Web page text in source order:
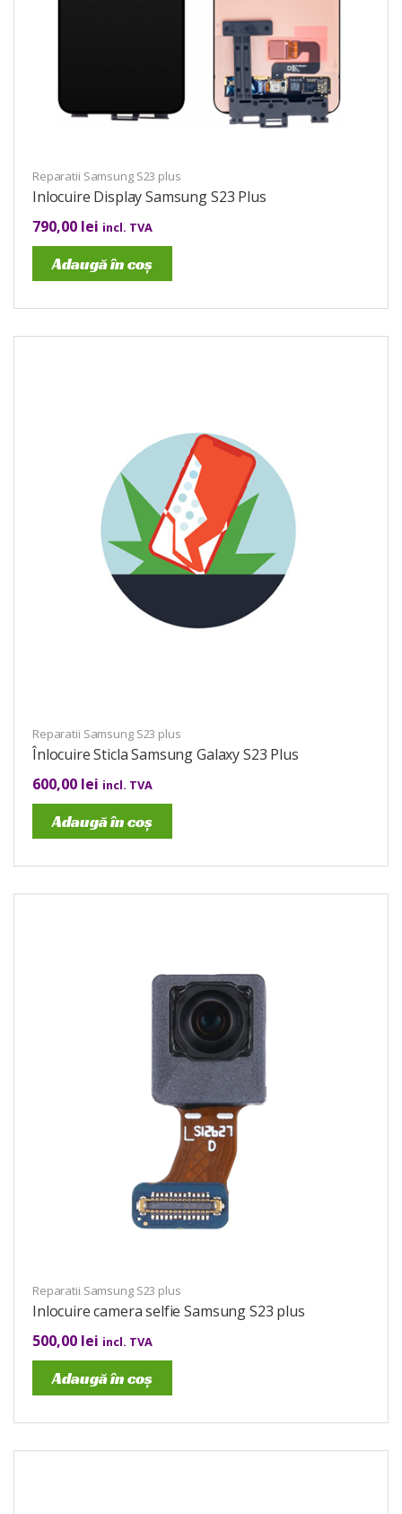
Reparatii Samsung S23 plus
Inlocuire Display Samsung S23 Plus
790,00 lei incl. TVA
Adaugă în coș
Reparatii Samsung S23 plus
Înlocuire Sticla Samsung Galaxy S23 Plus
600,00 lei incl. TVA
Adaugă în coș
Reparatii Samsung S23 plus
Inlocuire camera selfie Samsung S23 plus
500,00 lei incl. TVA
Adaugă în coș